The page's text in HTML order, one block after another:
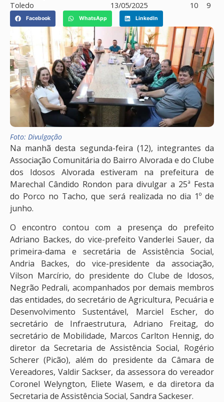
Toledo
13/05/2025
10
9
Facebook WhatsApp LinkedIn
Foto: Divulgação
Na manhã desta segunda-feira (12), integrantes da
Associação Comunitária do Bairro Alvorada e do Clube
dos Idosos Alvorada estiveram na prefeitura de
Marechal Cândido Rondon para divulgar a 25ª Festa
do Porco no Tacho, que será realizada no dia 1º de
junho.
O encontro contou com a presença do prefeito
Adriano Backes, do vice-prefeito Vanderlei Sauer, da
primeira-dama e secretária de Assistência Social,
Andria Backes, do vice-presidente da associação,
Vilson Marcírio, do presidente do Clube de Idosos,
Negrão Pedrali, acompanhados por demais membros
das entidades, do secretário de Agricultura, Pecuária e
Desenvolvimento Sustentável, Marciel Escher, do
secretário de Infraestrutura, Adriano Freitag, do
secretário de Mobilidade, Marcos Carlton Hennig, do
diretor da Secretaria de Assistência Social, Rogério
Scherer (Picão), além do presidente da Câmara de
Vereadores, Valdir Sackser, da assessora do vereador
Coronel Welyngton, Eliete Wasem, e da diretora da
Secretaria de Assistência Social, Sandra Sackeser.